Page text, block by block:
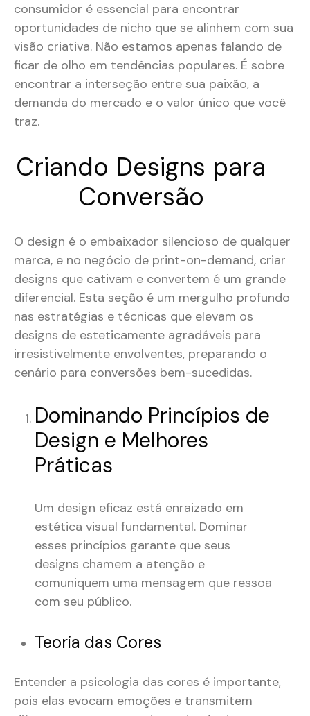
consumidor é essencial para encontrar
oportunidades de nicho que se alinhem com sua
visão criativa. Não estamos apenas falando de
ficar de olho em tendências populares. É sobre
encontrar a interseção entre sua paixão, a
demanda do mercado e o valor único que você
traz.
Criando Designs para
Conversão
O design é o embaixador silencioso de qualquer
marca, e no negócio de print-on-demand, criar
designs que cativam e convertem é um grande
diferencial. Esta seção é um mergulho profundo
nas estratégias e técnicas que elevam os
designs de esteticamente agradáveis para
irresistivelmente envolventes, preparando o
cenário para conversões bem-sucedidas.
Dominando Princípios de
Design e Melhores
Práticas
Um design eficaz está enraizado em
estética visual fundamental. Dominar
esses princípios garante que seus
designs chamem a atenção e
comuniquem uma mensagem que ressoa
com seu público.
Teoria das Cores
Entender a psicologia das cores é importante,
pois elas evocam emoções e transmitem